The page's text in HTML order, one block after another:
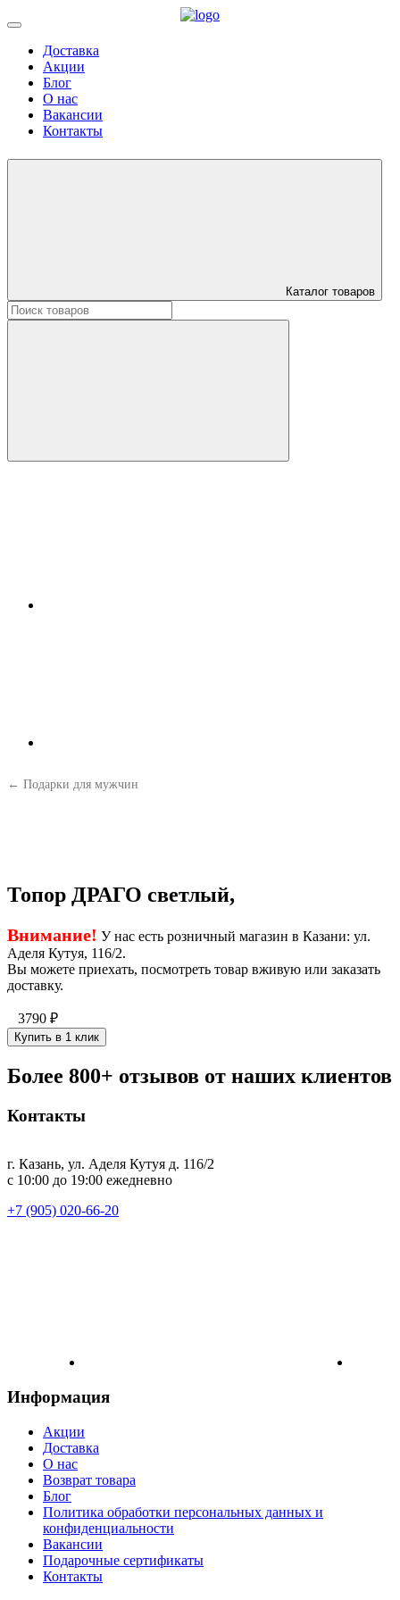
Доставка
Акции
Блог
О нас
Вакансии
Контакты
Каталог товаров
Искать:
← Подарки для мужчин
Топор ДРАГО светлый,
Внимание! У нас есть розничный магазин в Казани: ул.
Аделя Кутуя, 116/2.
Вы можете приехать, посмотреть товар вживую или заказать
доставку.
3790 ₽
Купить в 1 клик
Более 800+ отзывов от наших клиентов
Контакты
г. Казань, ул. Аделя Кутуя д. 116/2
с 10:00 до 19:00 ежедневно
+7 (905) 020-66-20
Информация
Акции
Доставка
О нас
Возврат товара
Блог
Политика обработки персональных данных и
конфиденциальности
Вакансии
Подарочные сертификаты
Контакты